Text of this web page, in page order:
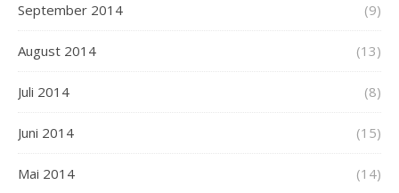
September 2014 (9)
August 2014 (13)
Juli 2014 (8)
Juni 2014 (15)
Mai 2014 (14)